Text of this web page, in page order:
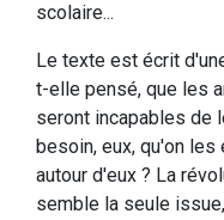
scolaire...
Le texte est écrit
t-elle pensé, que les
seront incapables de
besoin, eux, qu'on
autour d'eux ? La
semble la seule